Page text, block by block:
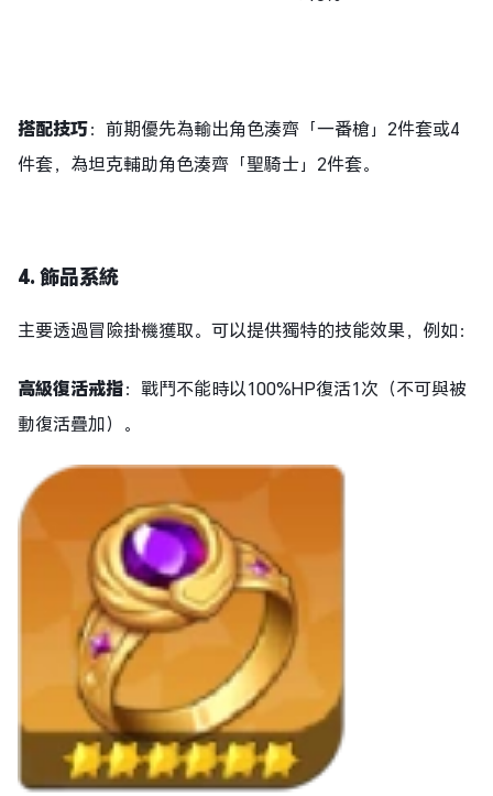
搭配技巧：前期優先為輸出角色湊齊「一番槍」2件套或4
件套，為坦克輔助角色湊齊「聖騎士」2件套。
4. 飾品系統
主要透過冒險掛機獲取。可以提供獨特的技能效果，例如：
高級復活戒指：戰鬥不能時以100%HP復活1次（不可與被
動復活疊加）。